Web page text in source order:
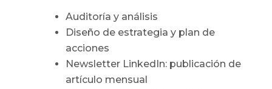
Auditoría y análisis
Diseño de estrategia y plan de
acciones
Newsletter LinkedIn: publicación de
artículo mensual